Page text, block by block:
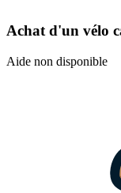
Achat d'un vélo
Aide non disponible